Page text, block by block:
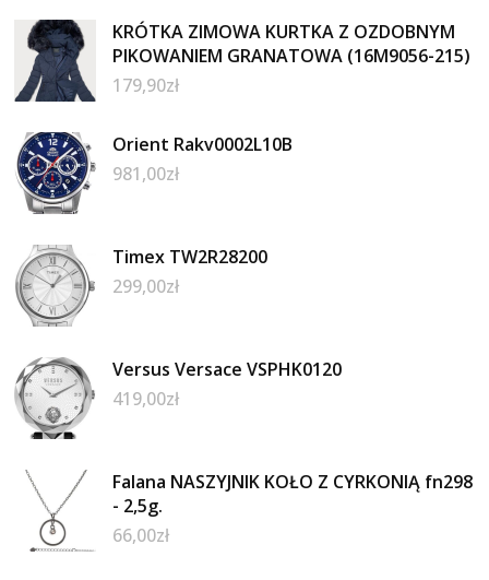
KRÓTKA ZIMOWA KURTKA Z OZDOBNYM
PIKOWANIEM GRANATOWA (16M9056-215)
179,90zł
Orient Rakv0002L10B
981,00zł
Timex TW2R28200
299,00zł
Versus Versace VSPHK0120
419,00zł
Falana NASZYJNIK KOŁO Z CYRKONIĄ fn298
- 2,5g.
66,00zł